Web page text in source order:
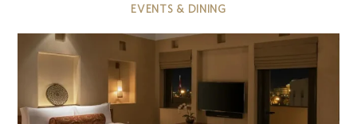
EVENTS & DINING
坐落于”沙迦之心“，澈笛酒店邀宾客在低调的奢华氛